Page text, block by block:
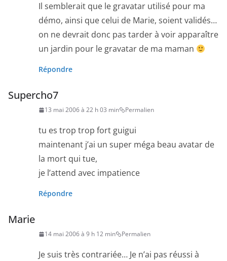
Il semblerait que le gravatar utilisé pour ma
démo, ainsi que celui de Marie, soient validés…
on ne devrait donc pas tarder à voir apparaître
un jardin pour le gravatar de ma maman
Répondre
Supercho7
13 mai 2006 à 22 h 03 min Permalien
tu es trop trop fort guigui
maintenant j’ai un super méga beau avatar de
la mort qui tue,
je l’attend avec impatience
Répondre
Marie
14 mai 2006 à 9 h 12 min Permalien
Je suis très contrariée… Je n’ai pas réussi à